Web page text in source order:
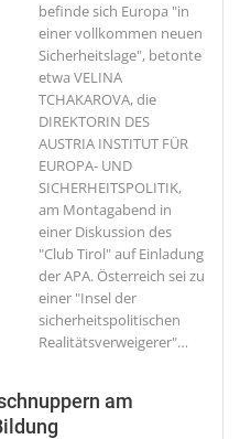
befinde sich Europa "in
einer vollkommen neuen
Sicherheitslage", betonte
etwa VELINA
TCHAKAROVA, die
DIREKTORIN DES
AUSTRIA INSTITUT FÜR
EUROPA- UND
SICHERHEITSPOLITIK,
am Montagabend in
einer Diskussion des
"Club Tirol" auf Einladung
der APA. Österreich sei zu
einer "Insel der
sicherheitspolitischen
Realitätsverweigerer"…
am